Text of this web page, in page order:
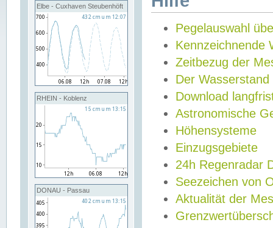
Elbe - Cuxhaven Steubenhöft
RHEIN - Koblenz
DONAU - Passau
Pegelauswahl
Kennzeichnende
Zeitbezug der
Der Wasserstand
Download
Astronomische
Höhensysteme
Einzugsgebiete
24h Regenradar
Seezeichen von
Aktualität der